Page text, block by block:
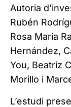
Autoria
Rubén
Rosa María
Hernández,
You, Beatriz
Morillo i
L’estudi